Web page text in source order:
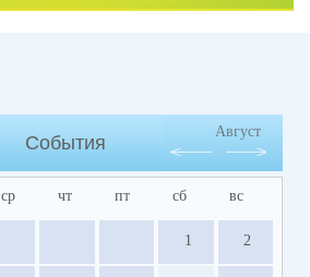
События
Август
ср чт пт сб вс
1 2